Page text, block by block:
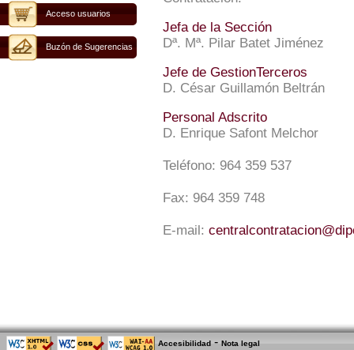
Acceso usuarios
Buzón de Sugerencias
Jefa de la Sección
Dª. Mª. Pilar Batet Jiménez
Jefe de GestionTerceros
D. César Guillamón Beltrán
Personal Adscrito
D. Enrique Safont Melchor
Teléfono: 964 359 537
Fax: 964 359 748
E-mail:
Accesibilidad - Nota legal